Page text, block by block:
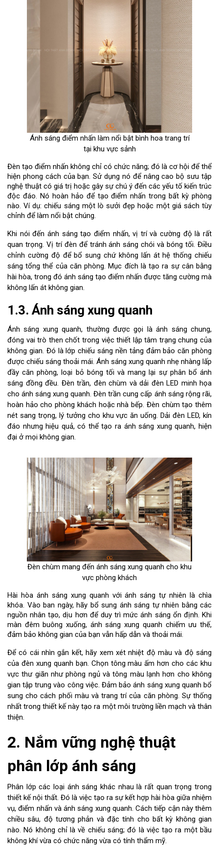
Ánh sáng điểm nhấn làm nổi bật bình hoa trang trí
tại khu vực sảnh
Đèn tạo điểm nhấn không chỉ có chức năng; đó là cơ hội để thể
hiện phong cách của bạn. Sử dụng nó để nâng cao bộ sưu tập
nghệ thuật có giá trị hoặc gây sự chú ý đến các yếu tố kiến ​​trúc
độc đáo. Nó hoàn hảo để tạo điểm nhấn trong bất kỳ phòng
nào. Ví dụ: chiếu sáng một lò sưởi đẹp hoặc một giá sách tùy
chỉnh để làm nổi bật chúng.
Khi nói đến ánh sáng tạo điểm nhấn, vị trí và cường độ là rất
quan trọng. Vị trí đèn để tránh ánh sáng chói và bóng tối. Điều
chỉnh cường độ để bổ sung chứ không lấn át hệ thống chiếu
sáng tổng thể của căn phòng. Mục đích là tạo ra sự cân bằng
hài hòa, trong đó ánh sáng tạo điểm nhấn được tăng cường mà
không lấn át không gian.
1.3. Ánh sáng xung quanh
Ánh sáng xung quanh, thường được gọi là ánh sáng chung,
đóng vai trò then chốt trong việc thiết lập tâm trạng chung của
không gian. Đó là lớp chiếu sáng nền tảng đảm bảo căn phòng
được chiếu sáng thoải mái. Ánh sáng xung quanh nhẹ nhàng lấp
đầy căn phòng, loại bỏ bóng tối và mang lại sự phân bổ ánh
sáng đồng đều. Đèn trần, đèn chùm và dải đèn LED minh họa
cho ánh sáng xung quanh. Đèn trần cung cấp ánh sáng rộng rãi,
hoàn hảo cho phòng khách hoặc nhà bếp. Đèn chùm tạo thêm
nét sang trọng, lý tưởng cho khu vực ăn uống. Dải đèn LED, kín
đáo nhưng hiệu quả, có thể tạo ra ánh sáng xung quanh, hiện
đại ở mọi không gian.
Đèn chùm mang đến ánh sáng xung quanh cho khu
vực phòng khách
Hài hòa ánh sáng xung quanh với ánh sáng tự nhiên là chìa
khóa. Vào ban ngày, hãy bổ sung ánh sáng tự nhiên bằng các
nguồn nhân tạo, dịu hơn để duy trì mức ánh sáng ổn định. Khi
màn đêm buông xuống, ánh sáng xung quanh chiếm ưu thế,
đảm bảo không gian của bạn vẫn hấp dẫn và thoải mái.
Để có cái nhìn gắn kết, hãy xem xét nhiệt độ màu và độ sáng
của đèn xung quanh bạn. Chọn tông màu ấm hơn cho các khu
vực thư giãn như phòng ngủ và tông màu lạnh hơn cho không
gian tập trung vào công việc. Đảm bảo ánh sáng xung quanh bổ
sung cho cách phối màu và trang trí của căn phòng. Sự thống
nhất trong thiết kế này tạo ra một môi trường liền mạch và thân
thiện.
2. Nắm vững nghệ thuật
phân lớp ánh sáng
Phân lớp các loại ánh sáng khác nhau là rất quan trọng trong
thiết kế nội thất. Đó là việc tạo ra sự kết hợp hài hòa giữa nhiệm
vụ, điểm nhấn và ánh sáng xung quanh. Cách tiếp cận này thêm
chiều sâu, độ tương phản và đặc tính cho bất kỳ không gian
nào. Nó không chỉ là về chiếu sáng; đó là việc tạo ra một bầu
không khí vừa có chức năng vừa có tính thẩm mỹ.